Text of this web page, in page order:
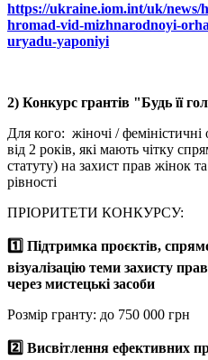
https://ukraine.iom.int/uk/
hromad-vid-mizhnarodnoyi-
uryadu-yaponiyi
2) Конкурс грантів "Будь її
Для кого: жіночі / феміністичні
від 2 років, які мають чітку
статуту) на захист прав жінок
рівності
ПРІОРИТЕТИ КОНКУРСУ:
1️⃣ Підтримка проєктів,
візуалізацію теми захисту
через мистецькі засоби
Розмір гранту: до 750 000 грн
2️⃣ Висвітлення ефективних